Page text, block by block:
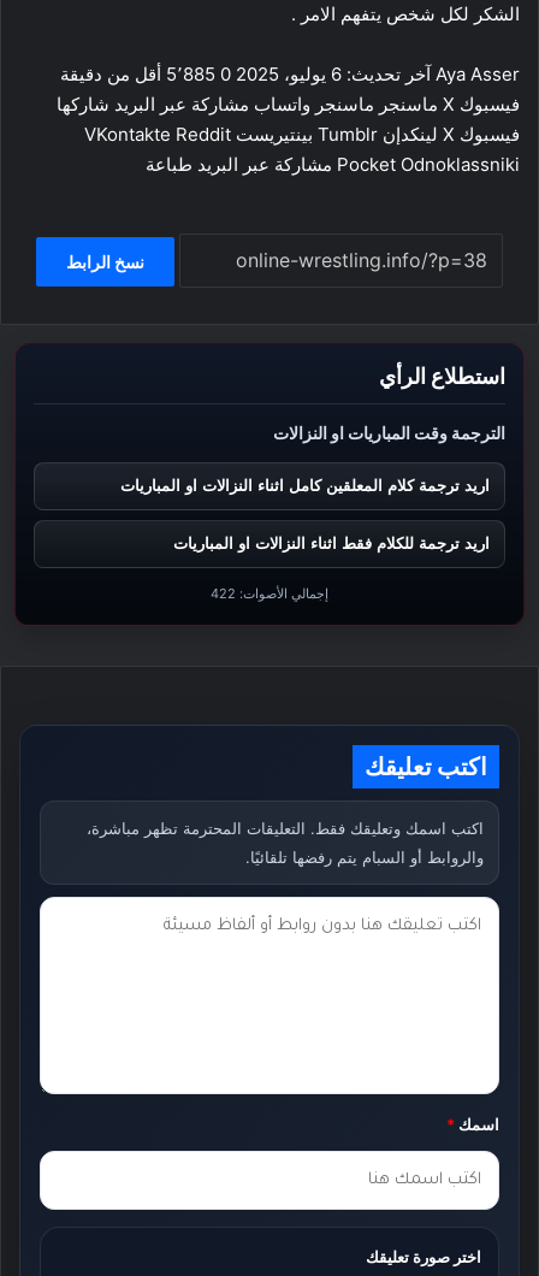
الشكر لكل شخص يتفهم الامر .
Aya Asser آخر تحديث: 6 يوليو، 2025 0 5٬885 أقل من دقيقة
فيسبوك ‫X ماسنجر ماسنجر واتساب مشاركة عبر البريد شاركها
فيسبوك ‫X لينكدإن ‏Tumblr بينتيريست ‏Reddit ‏VKontakte
Odnoklassniki ‫Pocket مشاركة عبر البريد طباعة
نسخ الرابط
استطلاع الرأي
الترجمة وقت المباريات او النزالات
اريد ترجمة كلام المعلقين كامل اثناء النزالات او المباريات
اريد ترجمة للكلام فقط اثناء النزالات او المباريات
إجمالي الأصوات: 422
اكتب تعليقك
اكتب اسمك وتعليقك فقط. التعليقات المحترمة تظهر مباشرة،
والروابط أو السبام يتم رفضها تلقائيًا.
ت
ك
*
اسمك *
اختر صورة تعليقك